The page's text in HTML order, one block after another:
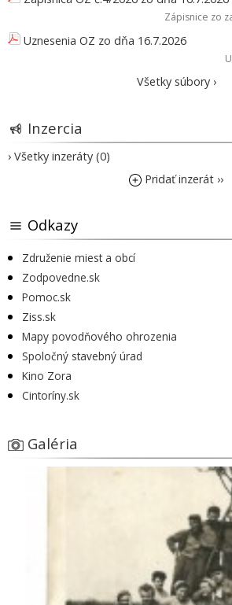
Zápisnice zo
Uznesenia OZ zo dňa 16.7.2026
Všetky súbory ›
Inzercia
› Všetky inzeráty (0)
Pridať inzerát ››
Odkazy
Združenie miest a obcí
Zodpovedne.sk
Pomoc.sk
Ziss.sk
Mapy povodňového ohrozenia
Spoločný stavebný úrad
Kino Zora
Cintoríny.sk
Galéria